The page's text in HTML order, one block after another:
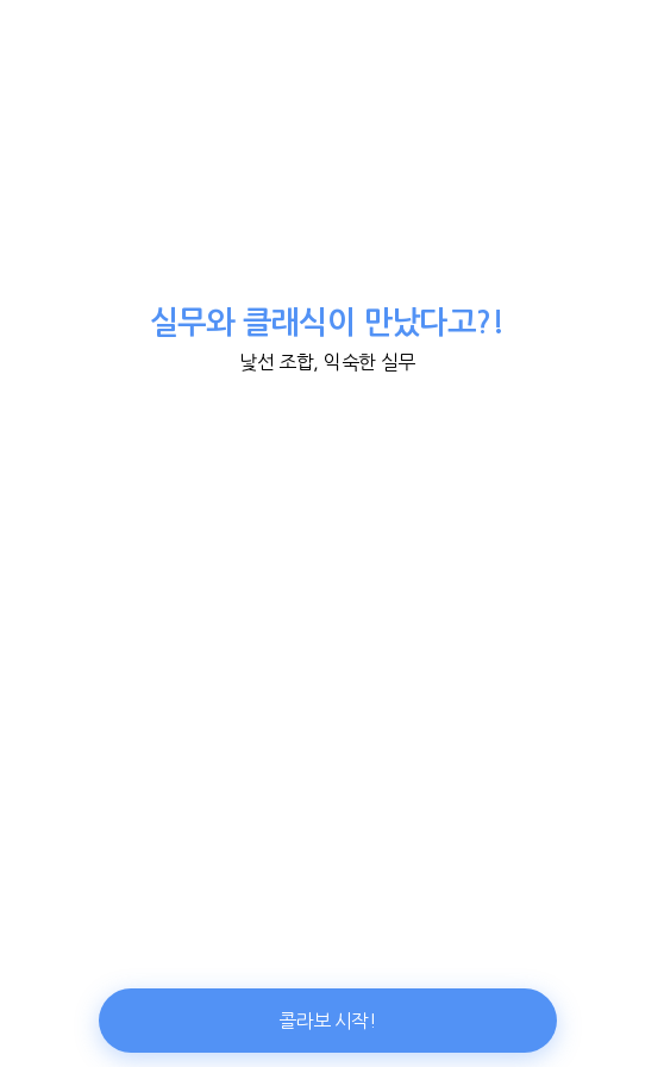
실무와 클래식이 만났다고?!
낯선 조합, 익숙한 실무
콜라보 시작!